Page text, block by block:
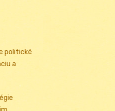
politické
a